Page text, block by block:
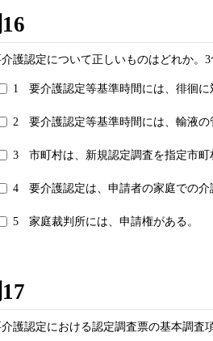
護認定について正しいものはどれか。
1 要介護認定等基準時間には、徘徊
2 要介護認定等基準時間には、輸液
3 市町村は、新規認定調査を指定市
4 要介護認定は、申請者の家庭での
5 家庭裁判所には、申請権がある。
護認定における認定調査票の基本調査